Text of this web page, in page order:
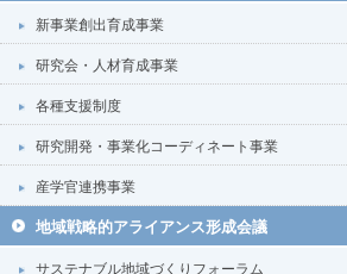
新事業創出育成事業
研究会・人材育成事業
各種支援制度
研究開発・事業化コーディネート事業
産学官連携事業
地域戦略的アライアンス形成会議
サステナブル地域づくりフォーラム